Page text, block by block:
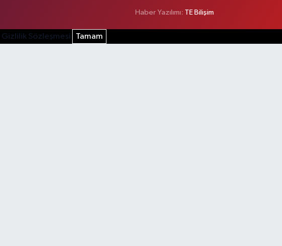
Haber Yazılımı: TE Bilişim
Gizlilik Sözleşmesi Tamam